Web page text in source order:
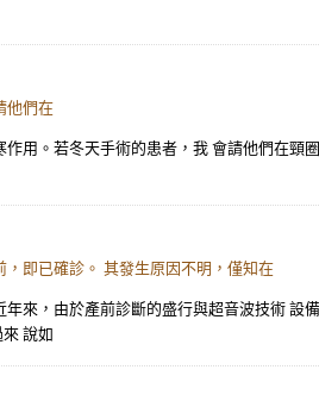
他們在
用。若冬天手術的患者，我 會請他們在
即已確診。 其發生原因不明，僅知在
來，由於產前診斷的盛行與超音波技術
說如